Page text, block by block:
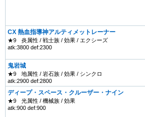
CX 熱血指導神アルティメットレーナー
★9
炎属性 / 戦士族 / 効果 / エクシーズ
atk:3800 def:2300
鬼岩城
★9
地属性 / 岩石族 / 効果 / シンクロ
atk:2900 def:2800
ディープ・スペース・クルーザー・ナイン
★9
光属性 / 機械族 / 効果
atk:900 def:900